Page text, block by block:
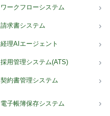
ワークフローシステム
請求書システム
経理AIエージェント
採用管理システム(ATS)
契約書管理システム
電子帳簿保存システム